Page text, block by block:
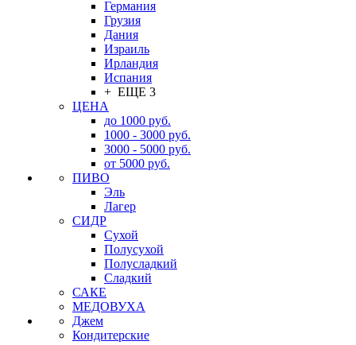
Германия
Грузия
Дания
Израиль
Ирландия
Испания
+ ЕЩЕ 3
ЦЕНА
до 1000 руб.
1000 - 3000 руб.
3000 - 5000 руб.
от 5000 руб.
ПИВО
Эль
Лагер
СИДР
Сухой
Полусухой
Полусладкий
Сладкий
САКЕ
МЕДОВУХА
Джем
Кондитерские